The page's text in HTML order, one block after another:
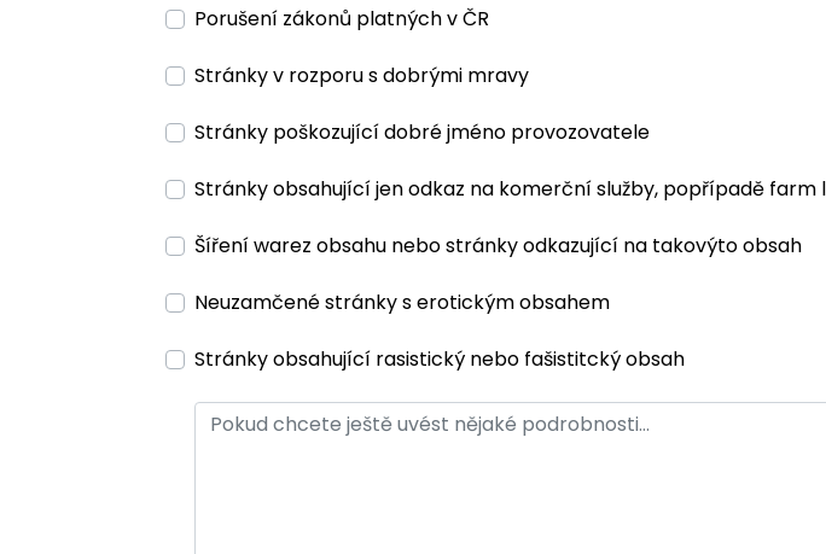
Porušení zákonů platných v ČR
Stránky v rozporu s dobrými mravy
Stránky poškozující dobré jméno provozovatele
Stránky obsahující jen odkaz na komerční služby, popřípadě farm
Šíření warez obsahu nebo stránky odkazující na takovýto obsah
Neuzamčené stránky s erotickým obsahem
Stránky obsahující rasistický nebo fašistitcký obsah